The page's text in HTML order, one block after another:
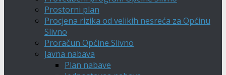
Prostorni plan
Procjena rizika od velikih nesreća za Općinu
Slivno
Proračun Općine Slivno
Javna nabava
Plan nabave